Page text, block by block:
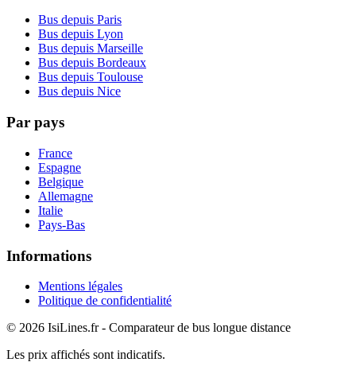
Bus depuis Paris
Bus depuis Lyon
Bus depuis Marseille
Bus depuis Bordeaux
Bus depuis Toulouse
Bus depuis Nice
Par pays
France
Espagne
Belgique
Allemagne
Italie
Pays-Bas
Informations
Mentions légales
Politique de confidentialité
© 2026 IsiLines.fr - Comparateur de bus longue distance
Les prix affichés sont indicatifs.